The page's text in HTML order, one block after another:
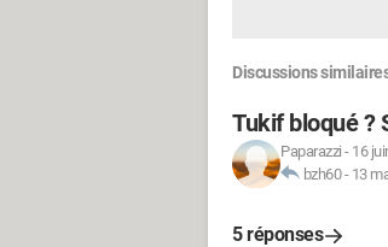
Discussions
Tukif bloqué ?
Paparazzi - 16
bzh60- 13
5 réponses